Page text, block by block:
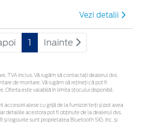
Vezi detalii
1 Inainte
TVA inclus. Vă rugăm să contactaţi dealerul dvs.
de montare. Vă rugăm să rețineți că pot fi
Oferta este valabilă în limita stocului disponibil.
accesorii alese cu grijă de la furnizori terți și pot avea
detaliile acestora pot fi obținute de la dealerul dvs.
și logourile sunt proprietatea Bluetooth SIG, Inc. și